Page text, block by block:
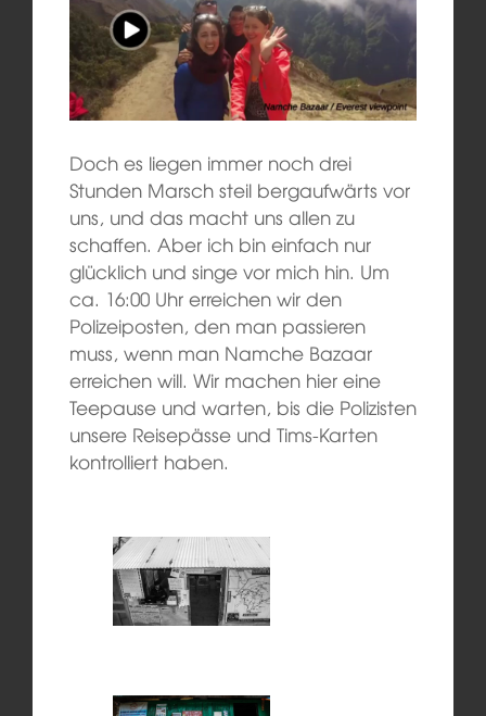
Doch es liegen immer noch drei
Stunden Marsch steil bergaufwärts vor
uns, und das macht uns allen zu
schaffen. Aber ich bin einfach nur
glücklich und singe vor mich hin. Um
ca. 16:00 Uhr erreichen wir den
Polizeiposten, den man passieren
muss, wenn man Namche Bazaar
erreichen will. Wir machen hier eine
Teepause und warten, bis die Polizisten
unsere Reisepässe und Tims-Karten
kontrolliert haben.